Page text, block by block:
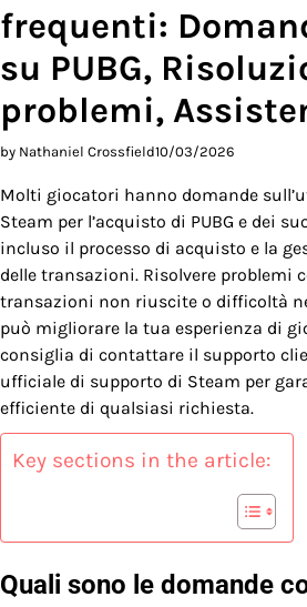
frequenti:
su PUBG,
problemi,
by Nathaniel Crossfield10/03/2026
Molti giocatori hanno domande
Steam per l’acquisto di PUBG e dei
incluso il processo di acquisto e la
delle transazioni. Risolvere problemi
transazioni non riuscite o difficoltà
può migliorare la tua esperienza di
consiglia di contattare il supporto
ufficiale di supporto di Steam per
efficiente di qualsiasi richiesta.
Key sections in the article:
Quali sono le domande